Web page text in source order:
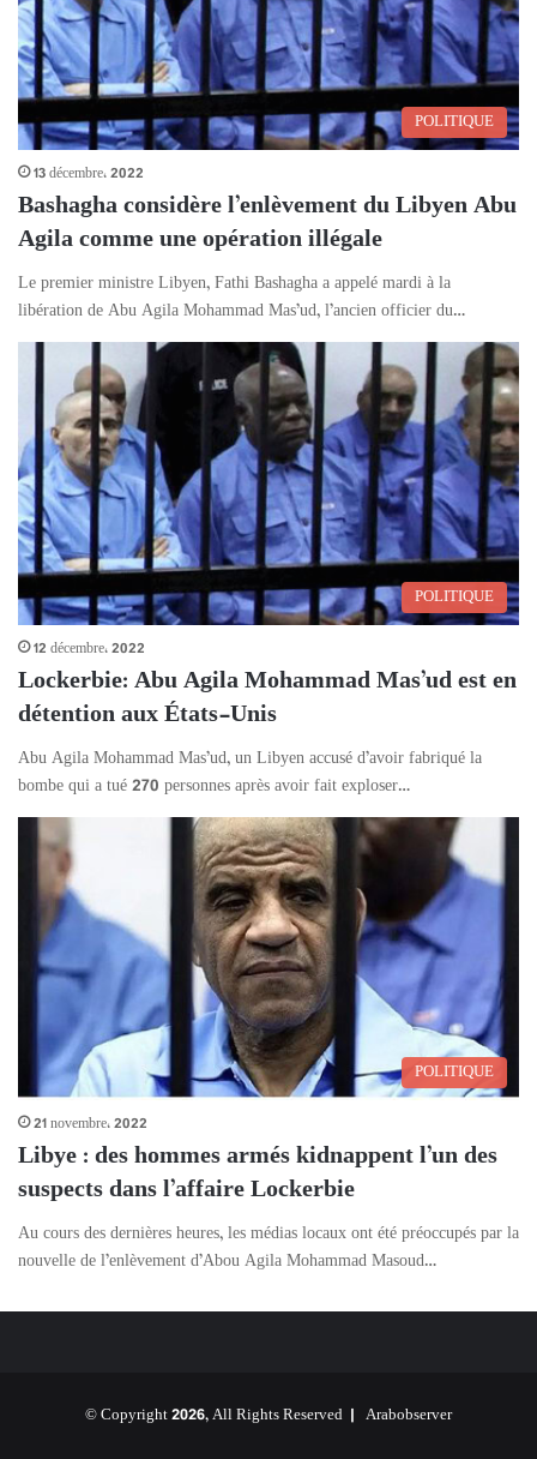
POLITIQUE
13 décembre، 2022
Bashagha considère l’enlèvement du Libyen Abu
Agila comme une opération illégale
Le premier ministre Libyen, Fathi Bashagha a appelé mardi à la
libération de Abu Agila Mohammad Mas’ud, l’ancien officier du…
POLITIQUE
12 décembre، 2022
Lockerbie: Abu Agila Mohammad Mas’ud est en
détention aux États-Unis
Abu Agila Mohammad Mas’ud, un Libyen accusé d’avoir fabriqué la
bombe qui a tué 270 personnes après avoir fait exploser…
POLITIQUE
21 novembre، 2022
Libye : des hommes armés kidnappent l’un des
suspects dans l’affaire Lockerbie
Au cours des dernières heures, les médias locaux ont été préoccupés par la
nouvelle de l’enlèvement d’Abou Agila Mohammad Masoud…
© Copyright 2026, All Rights Reserved | Arabobserver